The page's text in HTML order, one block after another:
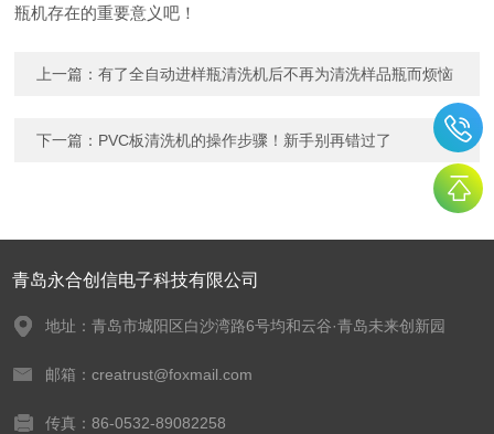
瓶机存在的重要意义吧！
上一篇：有了全自动进样瓶清洗机后不再为清洗样品瓶而烦恼
下一篇： PVC板清洗机的操作步骤！新手别再错过了
青岛永合创信电子科技有限公司
地址：青岛市城阳区白沙湾路6号均和云谷·青岛未来创新园
邮箱：creatrust@foxmail.com
传真：86-0532-89082258